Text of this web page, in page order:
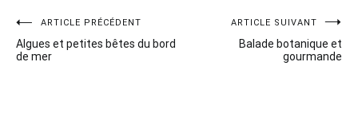
Navigation
de
ARTICLE PRÉCÉDENT
Algues et petites bêtes du bord
de mer
ARTICLE SUIVANT
Balade botanique et
gourmande